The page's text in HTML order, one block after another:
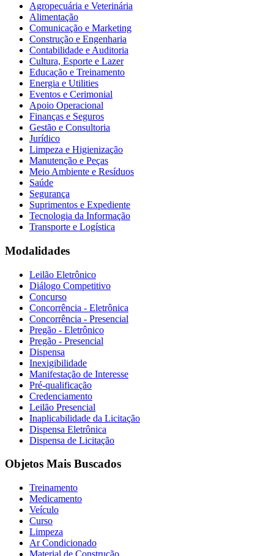
Agropecuária e Veterinária
Alimentação
Comunicação e Marketing
Construção e Engenharia
Contabilidade e Auditoria
Cultura, Esporte e Lazer
Educação e Treinamento
Energia e Utilities
Eventos e Cerimonial
Apoio Operacional
Finanças e Seguros
Gestão e Consultoria
Jurídico
Limpeza e Higienização
Manutenção e Peças
Meio Ambiente e Resíduos
Saúde
Segurança
Suprimentos e Expediente
Tecnologia da Informação
Transporte e Logística
Modalidades
Leilão Eletrônico
Diálogo Competitivo
Concurso
Concorrência - Eletrônica
Concorrência - Presencial
Pregão - Eletrônico
Pregão - Presencial
Dispensa
Inexigibilidade
Manifestação de Interesse
Pré-qualificação
Credenciamento
Leilão Presencial
Inaplicabilidade da Licitação
Dispensa Eletrônica
Dispensa de Licitação
Objetos Mais Buscados
Treinamento
Medicamento
Veículo
Curso
Limpeza
Ar Condicionado
Material de Construção